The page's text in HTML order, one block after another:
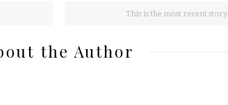
This is the most recent story
the Author